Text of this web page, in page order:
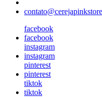
facebook
facebook
instagram
instagram
pinterest
pinterest
tiktok
tiktok